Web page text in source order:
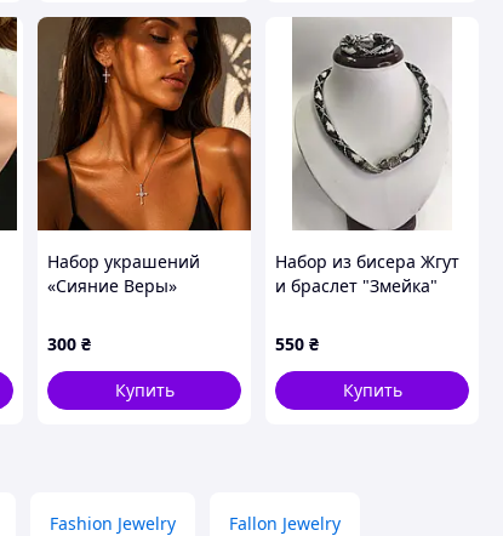
Набор украшений
«Сияние Веры»
300 ₴
Купить
Набор из бисера Жгут
и браслет "Змейка"
550 ₴
Купить
Fashion Jewelry Fallon Jewelry